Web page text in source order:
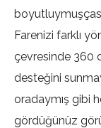
Farenizi farklı
çevresinde 360
desteğini
oradaymış gibi
gördüğünüz